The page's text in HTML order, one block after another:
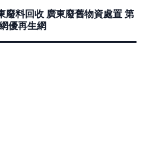
廢料回收 廣東廢舊物資處置 第
優再生網